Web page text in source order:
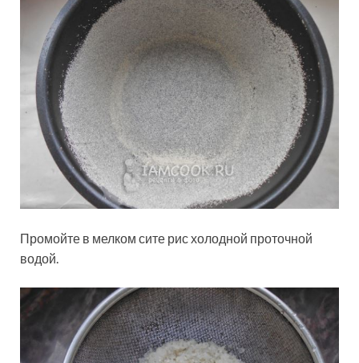
Промойте в мелком сите рис холодной проточной
водой.